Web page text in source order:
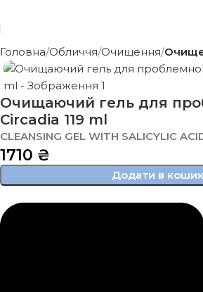
Головна Обличчя Очищення
Очищаючий гель для
Circadia 119 ml
CLEANSING GEL WITH SALICYLIC
1710 ₴
Додати в кошик